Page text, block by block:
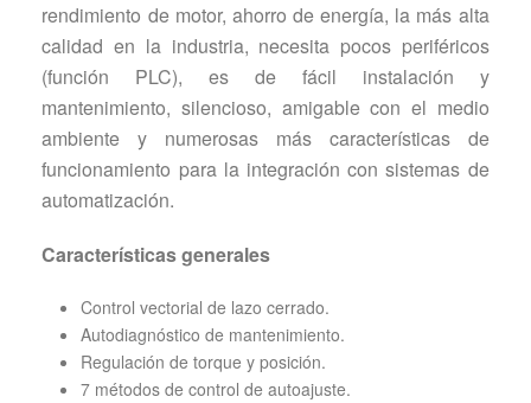
rendimiento de motor, ahorro de energía, la más alta
calidad en la industria, necesita pocos periféricos
(función PLC), es de fácil instalación y
mantenimiento, silencioso, amigable con el medio
ambiente y numerosas más características de
funcionamiento para la integración con sistemas de
automatización.
Características generales
Control vectorial de lazo cerrado.
Autodiagnóstico de mantenimiento.
Regulación de torque y posición.
7 métodos de control de autoajuste.